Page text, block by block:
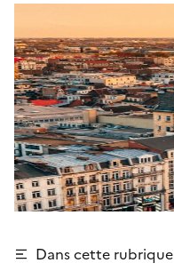
Dans cette rubrique